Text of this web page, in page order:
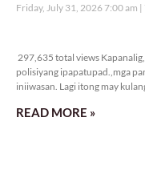
Friday, July 31, 2026 7:00 am
297,635 total views
polisiyang ipapatupad.,mga
iniiwasan. Lagi itong may
READ MORE »